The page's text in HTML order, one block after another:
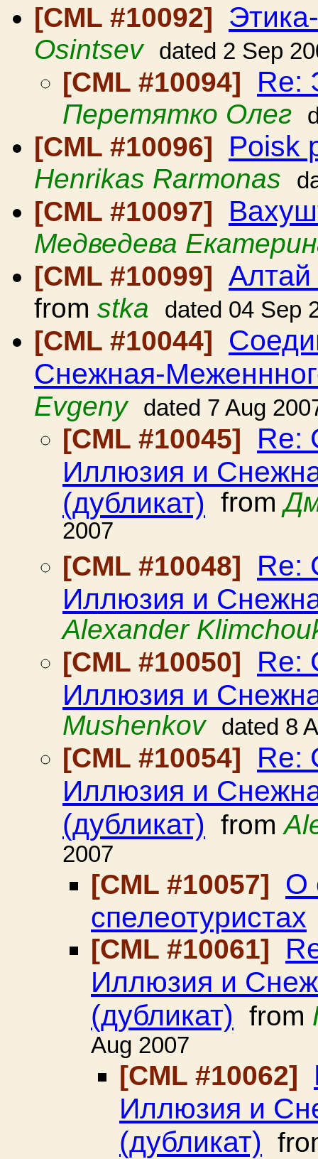
[CML #10092]
Osintsev dated 2 Sep
[CML #10094] Re:
Перетятко Олег
[CML #10096] Poisk
Henrikas Rarmonas
[CML #10097]
Медведева
[CML #10099] Алтай
from stka dated 04 Sep
[CML #10044]
Снежная-
Evgeny dated 7 Aug
[CML #10045] Re:
Иллюзия и
(дубликат) from
2007
[CML #10048]
Re:
Иллюзия и
Alexander
[CML #10050]
Re:
Иллюзия и
Mushenkov
dated 8
[CML #10054]
Re:
Иллюзия и
(дубликат) from
2007
[CML #10057] О
спелеотуристах
[CML #10061]
Иллюзия и
(дубликат) from
Aug 2007
[CML #10062]
Иллюзия и
(дубликат)